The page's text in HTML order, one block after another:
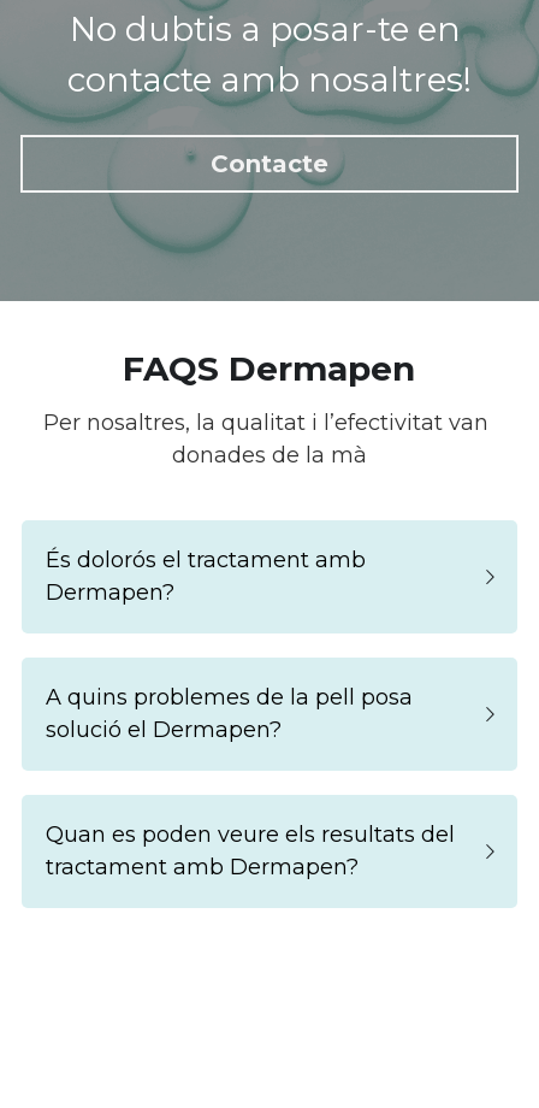
No dubtis a posar-te en
contacte amb nosaltres!
Contacte
FAQS Dermapen
Per nosaltres, la qualitat i l’efectivitat van
donades de la mà
És dolorós el tractament amb
Dermapen?
A quins problemes de la pell posa
solució el Dermapen?
Quan es poden veure els resultats del
tractament amb Dermapen?